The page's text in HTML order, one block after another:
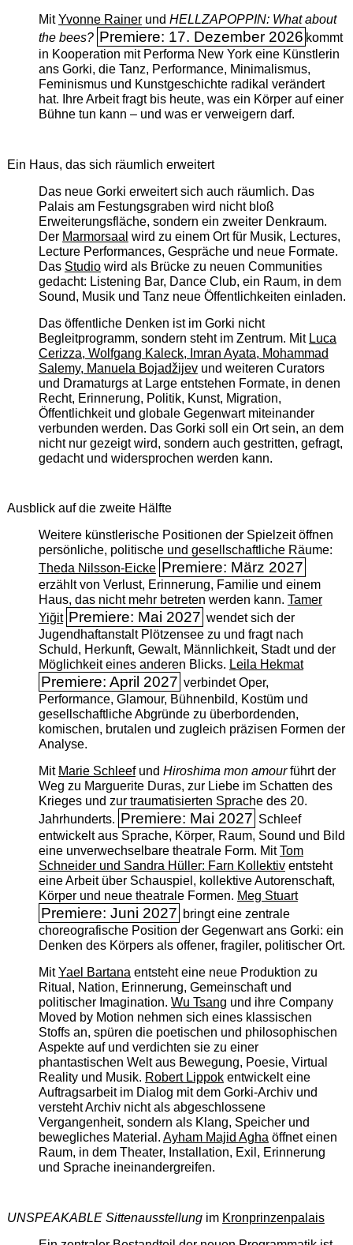
MitYvonne Rainerund HELLZAPOPPIN: What about
the bees? Premiere: 17. Dezember 2026 kommt
in Kooperation mit Performa New York eine Künstlerin
ans Gorki, die Tanz, Performance, Minimalismus,
Feminismus und Kunstgeschichte radikal verändert
hat. Ihre Arbeit fragt bis heute, was ein Körper auf einer
Bühne tun kann – und was er verweigern darf.
Ein Haus, das sich räumlich erweitert
Das neue Gorki erweitert sich auch räumlich. Das
Palais am Festungsgraben wird nicht bloß
Erweiterungsfläche, sondern ein zweiter Denkraum.
Der Marmorsaal wird zu einem Ort für Musik, Lectures,
Lecture Performances, Gespräche und neue Formate.
Das Studiowird als Brücke zu neuen Communities
gedacht: Listening Bar, Dance Club, ein Raum, in dem
Sound, Musik und Tanz neue Öffentlichkeiten einladen.
Das öffentliche Denken ist im Gorki nicht
Begleitprogramm, sondern steht im Zentrum. Mit Luca
Cerizza, Wolfgang Kaleck, Imran Ayata, Mohammad
Salemy, Manuela Bojadžijevund weiteren Curators
und Dramaturgs at Large entstehen Formate, in denen
Recht, Erinnerung, Politik, Kunst, Migration,
Öffentlichkeit und globale Gegenwart miteinander
verbunden werden. Das Gorki soll ein Ort sein, an dem
nicht nur gezeigt wird, sondern auch gestritten, gefragt,
gedacht und widersprochen werden kann.
Ausblick auf die zweite Hälfte
Weitere künstlerische Positionen der Spielzeit öffnen
persönliche, politische und gesellschaftliche Räume:
Theda Nilsson-Eicke Premiere: März 2027
erzählt von Verlust, Erinnerung, Familie und einem
Haus, das nicht mehr betreten werden kann. Tamer
Yiğit Premiere: Mai 2027 wendet sich der
Jugendhaftanstalt Plötzensee zu und fragt nach
Schuld, Herkunft, Gewalt, Männlichkeit, Stadt und der
Möglichkeit eines anderen Blicks. Leila Hekmat
Premiere: April 2027 verbindet Oper,
Performance, Glamour, Bühnenbild, Kostüm und
gesellschaftliche Abgründe zu überbordenden,
komischen, brutalen und zugleich präzisen Formen der
Analyse.
Mit Marie Schleefund Hiroshima mon amourführt der
Weg zu Marguerite Duras, zur Liebe im Schatten des
Krieges und zur traumatisierten Sprache des 20.
Jahrhunderts. Premiere: Mai 2027 Schleef
entwickelt aus Sprache, Körper, Raum, Sound und Bild
eine unverwechselbare theatrale Form. MitTom
Schneider und Sandra Hüller: Farn Kollektiventsteht
eine Arbeit über Schauspiel, kollektive Autorenschaft,
Körper und neue theatrale Formen. Meg Stuart
Premiere: Juni 2027 bringt eine zentrale
choreografische Position der Gegenwart ans Gorki: ein
Denken des Körpers als offener, fragiler, politischer Ort.
MitYael Bartanaentsteht eine neue Produktion zu
Ritual, Nation, Erinnerung, Gemeinschaft und
politischer Imagination. Wu Tsang und ihre Company
Moved by Motion nehmen sich eines klassischen
Stoffs an, spüren die poetischen und philosophischen
Aspekte auf und verdichten sie zu einer
phantastischen Welt aus Bewegung, Poesie, Virtual
Reality und Musik. Robert Lippokentwickelt eine
Auftragsarbeit im Dialog mit dem Gorki-Archiv und
versteht Archiv nicht als abgeschlossene
Vergangenheit, sondern als Klang, Speicher und
bewegliches Material. Ayham Majid Aghaöffnet einen
Raum, in dem Theater, Installation, Exil, Erinnerung
und Sprache ineinandergreifen.
UNSPEAKABLE Sittenausstellungim Kronprinzenpalais